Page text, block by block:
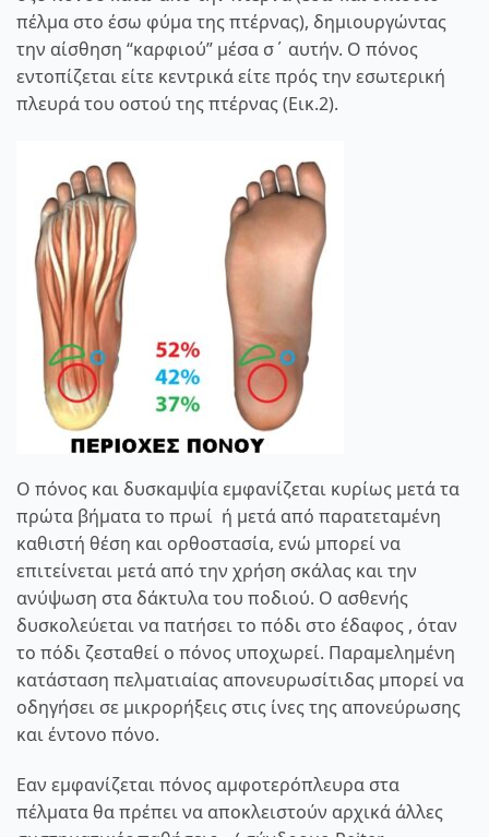
πέλμα στο έσω φύμα της πτέρνας), δημιουργώντας
την αίσθηση “καρφιού” μέσα σ΄ αυτήν. Ο πόνος
εντοπίζεται είτε κεντρικά είτε πρός την εσωτερική
πλευρά του οστού της πτέρνας (Εικ.2).
Ο πόνος και δυσκαμψία εμφανίζεται κυρίως μετά τα
πρώτα βήματα το πρωί ή μετά από παρατεταμένη
καθιστή θέση και ορθοστασία, ενώ μπορεί να
επιτείνεται μετά από την χρήση σκάλας και την
ανύψωση στα δάκτυλα του ποδιού. Ο ασθενής
δυσκολεύεται να πατήσει το πόδι στο έδαφος , όταν
το πόδι ζεσταθεί ο πόνος υποχωρεί. Παραμελημένη
κατάσταση πελματιαίας απονευρωσίτιδας μπορεί να
οδηγήσει σε μικρορήξεις στις ίνες της απονεύρωσης
και έντονο πόνο.
Εαν εμφανίζεται πόνος αμφοτερόπλευρα στα
πέλματα θα πρέπει να αποκλειστούν αρχικά άλλες